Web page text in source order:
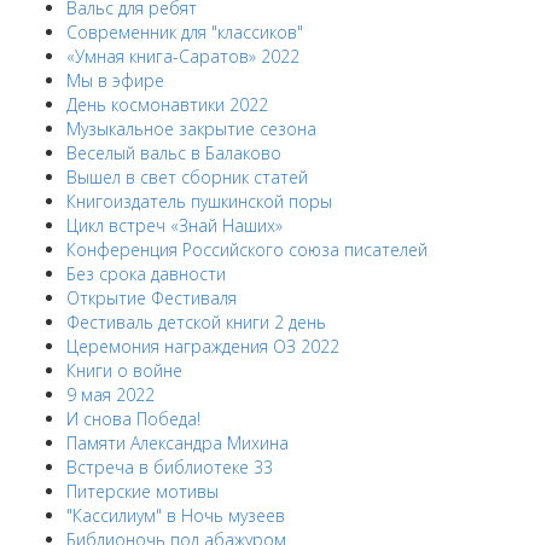
Вальс для ребят
Современник для "классиков"
«Умная книга-Саратов» 2022
Мы в эфире
День космонавтики 2022
Музыкальное закрытие сезона
Веселый вальс в Балаково
Вышел в свет сборник статей
Книгоиздатель пушкинской поры
Цикл встреч «Знай Наших»
Конференция Российского союза писателей
Без срока давности
Открытие Фестиваля
Фестиваль детской книги 2 день
Церемония награждения ОЗ 2022
Книги о войне
9 мая 2022
И снова Победа!
Памяти Александра Михина
Встреча в библиотеке 33
Питерские мотивы
"Кассилиум" в Ночь музеев
Библионочь под абажуром